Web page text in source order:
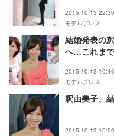
2015.10.13 22:36
モデルプレス
結婚発表の
へ…これま
2015.10.13 10:46
モデルプレス
釈由美子、
2015.10.13 10:00